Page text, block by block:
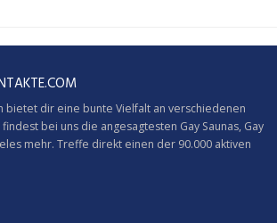
bietet dir eine bunte Vielfalt an verschiedenen
findest bei uns die angesagtesten Gay Saunas, Gay
mehr. Treffe direkt einen der 90.000 aktiven